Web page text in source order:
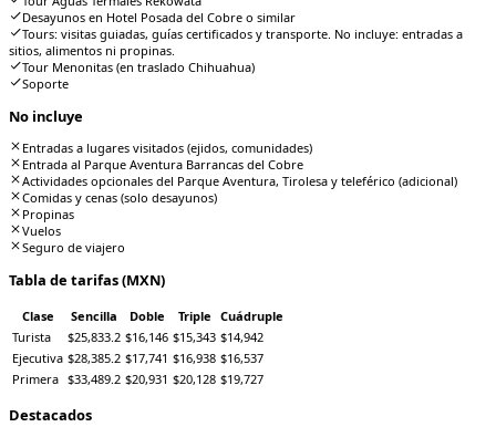
Desayunos en Hotel Posada del Cobre o similar
Tours: visitas guiadas, guías certificados y transporte. No incluye: entradas a
sitios, alimentos ni propinas.
Tour Menonitas (en traslado Chihuahua)
Soporte
No incluye
Entradas a lugares visitados (ejidos, comunidades)
Entrada al Parque Aventura Barrancas del Cobre
Actividades opcionales del Parque Aventura, Tirolesa y teleférico (adicional)
Comidas y cenas (solo desayunos)
Propinas
Vuelos
Seguro de viajero
Tabla de tarifas (MXN)
Clase Sencilla Doble Triple Cuádruple
Turista
$25,833.2 $16,146 $15,343 $14,942
Ejecutiva $28,385.2 $17,741 $16,938 $16,537
Primera $33,489.2 $20,931 $20,128 $19,727
Destacados